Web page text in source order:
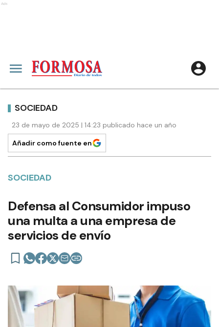
Ads
SOCIEDAD
23 de mayo de 2025 | 14:23 publicado hace un año
Añadir como fuente en
SOCIEDAD
Defensa al Consumidor impuso
una multa a una empresa de
servicios de envío